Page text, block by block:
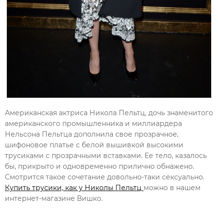
Американская актриса Никола Пельтц, дочь знаменитого
американского промышленника и миллиардера
Нельсона Пельтца дополнила свое прозрачное,
шифоновое платье с белой вышивкой высокими
трусиками с прозрачными вставками. Ее тело, казалось
бы, прикрыто и одновременно прилично обнажено.
Смотрится такое сочетание довольно-таки сексуально.
Купить трусики, как у Николы Пельтц можно в нашем
интернет-магазине Вишко.